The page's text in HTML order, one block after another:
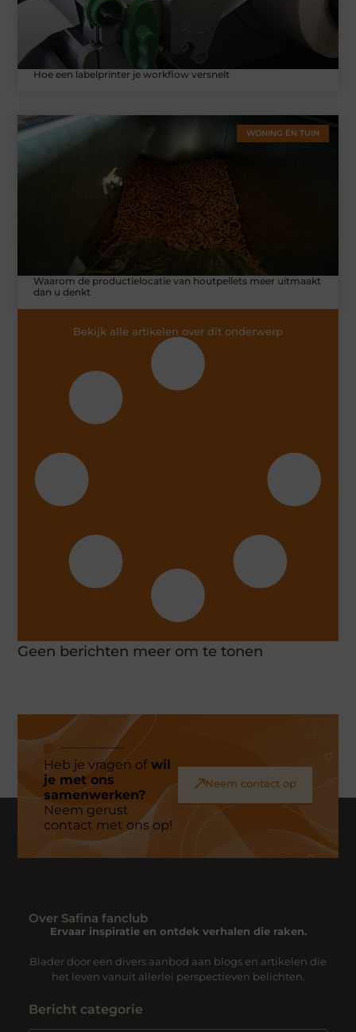
Hoe een labelprinter je workflow versnelt
WONING EN TUIN
Waarom de productielocatie van houtpellets meer uitmaakt
dan u denkt
Bekijk alle artikelen over dit onderwerp
Geen berichten meer om te tonen
Heb je vragen ofwil
je met ons
samenwerken?
Neem gerust
contact met ons op!
Neem contact op
Over Safina fanclub
Ervaar inspiratie en ontdek verhalen die raken.
Blader door een divers aanbod aan blogs en artikelen die
het leven vanuit allerlei perspectieven belichten.
Bericht categorie